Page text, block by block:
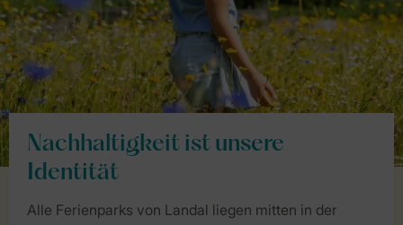
Nachhaltigkeit ist unsere
Identität
Alle Ferienparks von Landal liegen mitten in der